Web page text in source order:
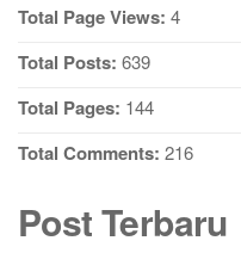
Total Page Views: 4
Total Posts: 639
Total Pages: 144
Total Comments: 216
Post Terbaru